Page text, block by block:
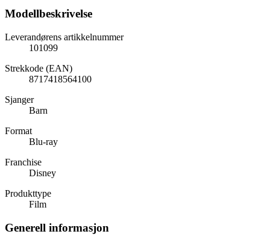
Modellbeskrivelse
Leverandørens artikkelnummer
101099
Strekkode (EAN)
8717418564100
Sjanger
Barn
Format
Blu-ray
Franchise
Disney
Produkttype
Film
Generell informasjon